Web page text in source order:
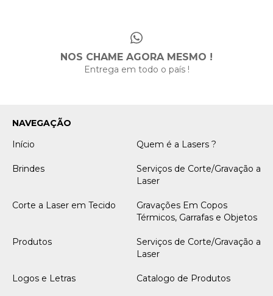
NOS CHAME AGORA MESMO !
Entrega em todo o país !
NAVEGAÇÃO
Início
Quem é a Lasers ?
Brindes
Serviços de Corte/Gravação a
Laser
Corte a Laser em Tecido
Gravações Em Copos
Térmicos, Garrafas e Objetos
Produtos
Serviços de Corte/Gravação a
Laser
Logos e Letras Catalogo de Produtos